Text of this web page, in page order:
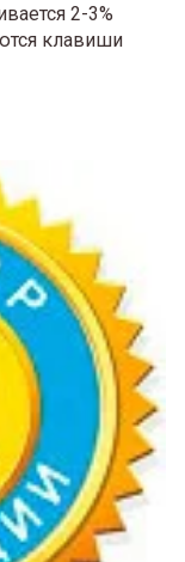
2-3%
клавиши